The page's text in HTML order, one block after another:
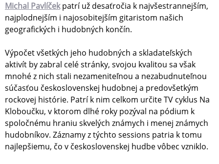
Michal Pavlíček patrí už desaťročia k najvšestrannejším,
najplodnejším i najosobitejším gitaristom našich
geografických i hudobných končín.
Výpočet všetkých jeho hudobných a skladateľských
aktivít by zabral celé stránky, svojou kvalitou sa však
mnohé z nich stali nezameniteľnou a nezabudnuteľnou
súčasťou československej hudobnej a predovšetkým
rockovej histórie. Patrí k nim celkom určite TV cyklus Na
Kloboučku, v ktorom dlhé roky pozýval na pódium k
spoločnému hraniu skvelých známych i menej známych
hudobníkov. Záznamy z týchto sessions patria k tomu
najlepšiemu, čo v československej hudbe vôbec vzniklo.